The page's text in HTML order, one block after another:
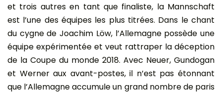
et trois autres en tant que finaliste, la Mannschaft
est l’une des équipes les plus titrées. Dans le chant
du cygne de Joachim Löw, l’Allemagne possède une
équipe expérimentée et veut rattraper la déception
de la Coupe du monde 2018. Avec Neuer, Gundogan
et Werner aux avant-postes, il n’est pas étonnant
que l’Allemagne accumule un grand nombre de paris